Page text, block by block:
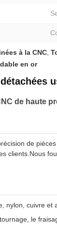
à la CNC,
en or
de haute
de
clients.Nous
nylon, cuivre
le